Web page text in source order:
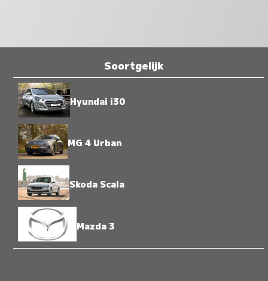
Soortgelijk
Hyundai i30
MG 4 Urban
Skoda Scala
Mazda 3